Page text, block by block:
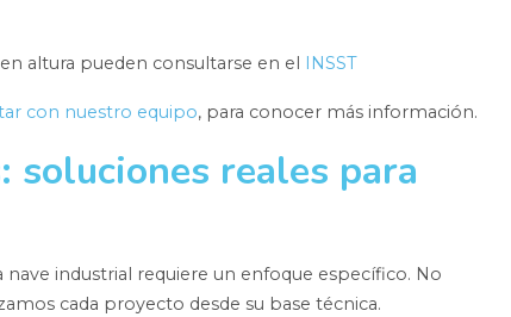
altura pueden consultarse en el INSST
con nuestro equipo, para conocer más información.
soluciones reales para
industrial requiere un enfoque específico. No
cada proyecto desde su base técnica.